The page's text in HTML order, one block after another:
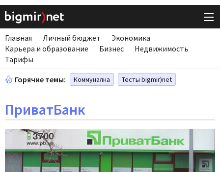
Главная Личный бюджет
Экономика
Карьера и образование
Бизнес
Недвижимость
Тарифы
Горячие темы: Коммуналка Тесты bigmir)net
ПриватБанк